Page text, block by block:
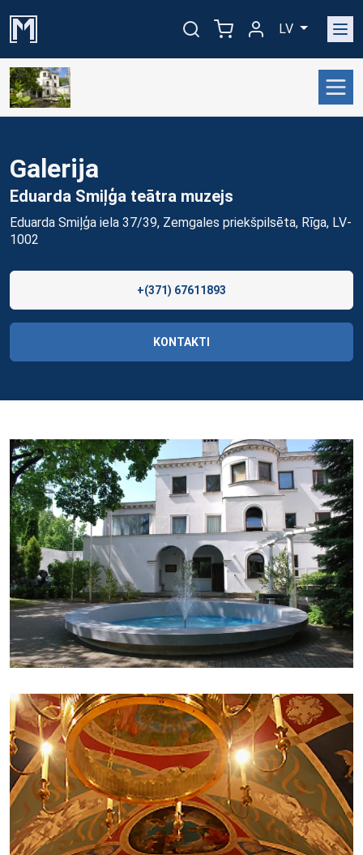
LV
Galerija
Eduarda Smiļģa teātra muzejs
Eduarda Smiļģa iela 37/39, Zemgales priekšpilsēta, Rīga, LV-
1002
+(371) 67611893
KONTAKTI